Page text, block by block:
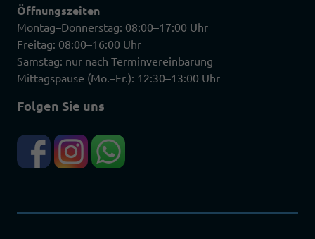
Öffnungszeiten
Montag–Donnerstag: 08:00–17:00 Uhr
Freitag: 08:00–16:00 Uhr
Samstag: nur nach Terminvereinbarung
Mittagspause (Mo.–Fr.): 12:30–13:00 Uhr
Folgen Sie uns